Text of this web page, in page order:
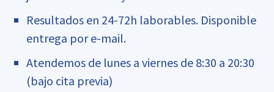
Resultados en 24-72h laborables. Disponible
entrega por e-mail.
Atendemos de lunes a viernes de 8:30 a 20:30
(bajo cita previa)